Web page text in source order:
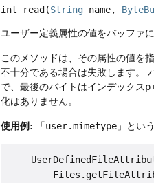
int read (String name,
ユーザー定義属性の値をバッファ
このメソッドは、その属性の値を
不十分である場合は失敗します。
で、最後のバイトはインデックス
化はありません。
使用例: 「user.mimetype 」とい